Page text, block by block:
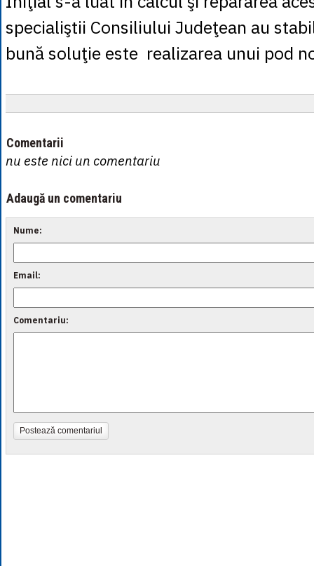
specialiştii Consiliului Judeţean au
bună soluţie este realizarea unui pod
Comentarii
nu este nici un comentariu
Adaugă un comentariu
Nume:
Email:
Comentariu:
Postează comentariul